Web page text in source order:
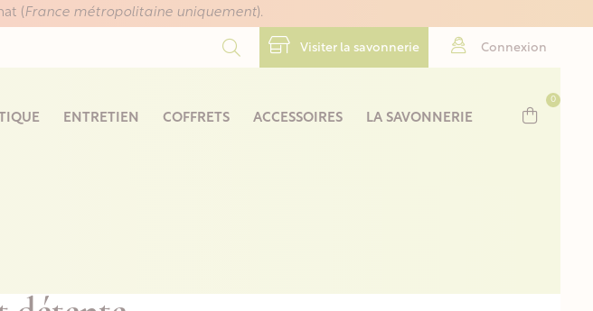
(France métropolitaine uniquement).
Visiter la savonnerie Connexion
ENTRETIEN COFFRETS ACCESSOIRES LA SAVONNERIE
0